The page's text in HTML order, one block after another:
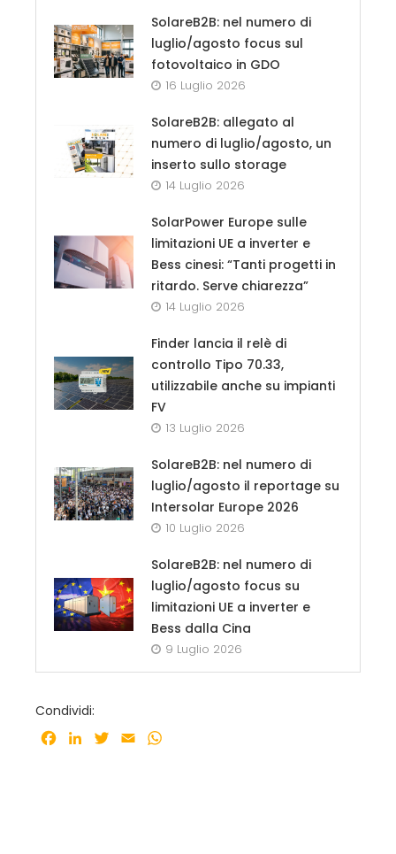
SolareB2B: nel numero di
luglio/agosto focus sul
fotovoltaico in GDO
16 Luglio 2026
SolareB2B: allegato al
numero di luglio/agosto, un
inserto sullo storage
14 Luglio 2026
SolarPower Europe sulle
limitazioni UE a inverter e
Bess cinesi: “Tanti progetti in
ritardo. Serve chiarezza”
14 Luglio 2026
Finder lancia il relè di
controllo Tipo 70.33,
utilizzabile anche su impianti
FV
13 Luglio 2026
SolareB2B: nel numero di
luglio/agosto il reportage su
Intersolar Europe 2026
10 Luglio 2026
SolareB2B: nel numero di
luglio/agosto focus su
limitazioni UE a inverter e
Bess dalla Cina
9 Luglio 2026
Condividi:
Facebook
LinkedInTwitter
Email